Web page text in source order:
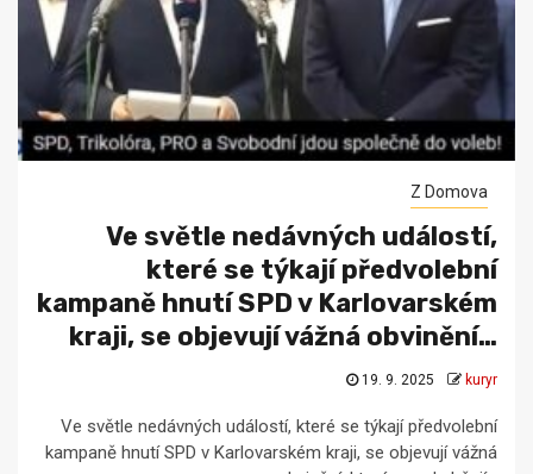
Z Domova
Ve světle nedávných událostí,
které se týkají předvolební
kampaně hnutí SPD v Karlovarském
kraji, se objevují vážná obvinění…
19. 9. 2025 kuryr
Ve světle nedávných událostí, které se týkají předvolební
kampaně hnutí SPD v Karlovarském kraji, se objevují vážná